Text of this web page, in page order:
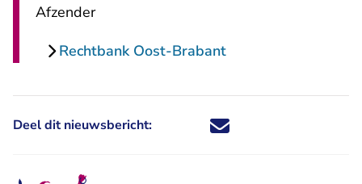
Afzender
Rechtbank Oost-Brabant
Deel dit nieuwsbericht: Deel dit nieuwsbericht via X -
Deel dit nieuwsbericht via
Deel dit nieuwsbericht
Deel dit